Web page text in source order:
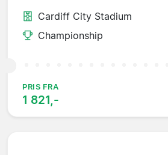
Cardiff City Stadium
Championship
PRIS FRA
1 821,-